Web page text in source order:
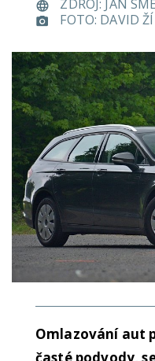
ZDROJ: JAN
FOTO: DAVID
Omlazování aut